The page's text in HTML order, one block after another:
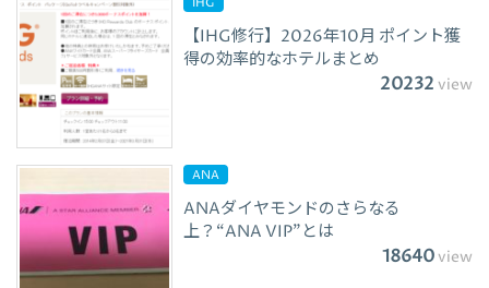
【IHG修行】2026年10月 ポイント獲
得の効率的なホテルまとめ
20232 view
ANA
ANAダイヤモンドのさらなる
上？“ANA VIP”とは
18640view